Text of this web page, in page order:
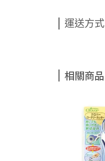
運送方式
相關商品